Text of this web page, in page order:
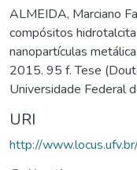
ALMEIDA, Marciano
compósitos
nanopartículas
2015. 95 f. Tese
Universidade Federal
URI
http://